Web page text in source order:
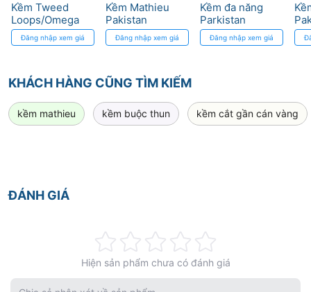
Kềm Tweed
Loops/Omega
Cao Cấp - Thép
Đức, Độ Chính
Đăng nhập xem giá
Kềm Mathieu
Pakistan
Đăng nhập xem giá
Kềm đa năng
Parkistan
Pakistan
Đăng nhập xem giá
KHÁCH HÀNG CŨNG TÌM KIẾM
kềm mathieu kềm buộc thun kềm cắt gần cán vàng
ĐÁNH GIÁ
0%
Hiện sản phẩm chưa có đánh giá